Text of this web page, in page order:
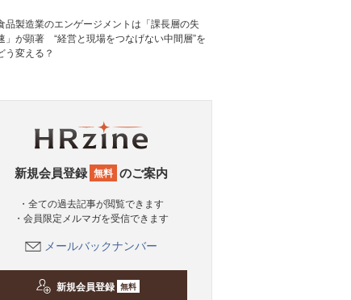
品製造業のエンゲージメントは「課長層の失
」が顕著 “経営と現場をつなげない中間層”を
う変える？
新規会員登録 無料 のご案内
・全ての過去記事が閲覧できます
・会員限定メルマガを受信できます
メールバックナンバー
新規会員登録 無料